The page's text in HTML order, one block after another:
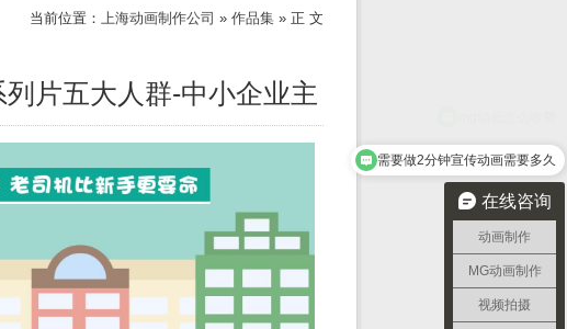
当前位置： 上海动画制作公司 » 作品集 » 正 文
片五大人群-中小企业主
在线咨询
动画制作
MG动画制作
视频拍摄
需要做2分钟宣传动画需要多久